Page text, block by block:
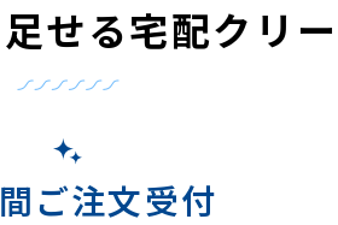
せる宅配クリ
ご注文受付